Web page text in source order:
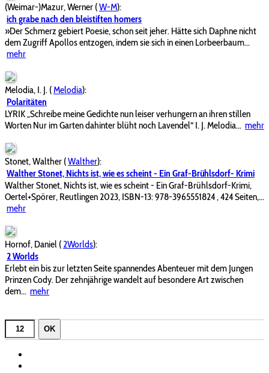
(Weimar-)Mazur, Werner (W-M):
ich grabe nach den bleistiften homers
»Der Schmerz gebiert Poesie, schon seit jeher. Hätte sich Daphne nicht
dem Zugriff Apollos entzogen, indem sie sich in einen Lorbeerbaum...
mehr
Melodia, I. J. (Melodia):
Polaritäten
LYRIK „Schreibe meine Gedichte nun leiser verhungern an ihren stillen
Worten Nur im Garten dahinter blüht noch Lavendel“ I. J. Melodia... mehr
Stonet, Walther (Walther):
Walther Stonet, Nichts ist, wie es scheint - Ein Graf-Brühlsdorf- Krimi
Walther Stonet, Nichts ist, wie es scheint - Ein Graf-Brühlsdorf-Krimi,
Oertel+Spörer, Reutlingen 2023, ISBN-13: 978-3965551824 , 424 Seiten,...
mehr
Hornof, Daniel ( 2Worlds):
2 Worlds
Erlebt ein bis zur letzten Seite spannendes Abenteuer mit dem Jungen
Prinzen Cody. Der zehnjährige wandelt auf besondere Art zwischen
dem... mehr
OK